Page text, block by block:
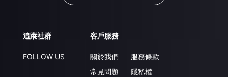
追蹤社群
FOLLOW US
客戶服務
關於我們
常見問題
服務條款
隱私權